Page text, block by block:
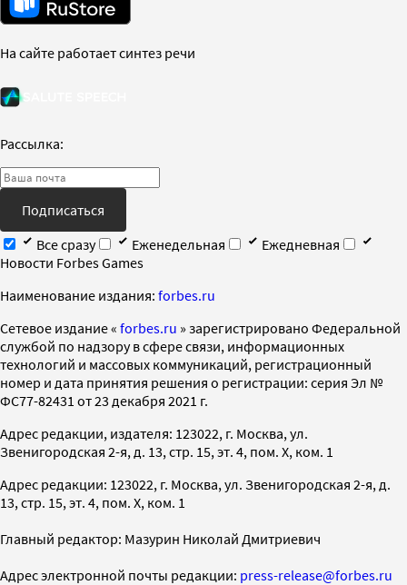
На сайте работает синтез речи
Рассылка:
Подписаться
Все сразу
Еженедельная
Ежедневная
Новости Forbes Games
Наименование издания: forbes.ru
Cетевое издание « forbes.ru » зарегистрировано Федеральной
службой по надзору в сфере связи, информационных
технологий и массовых коммуникаций, регистрационный
номер и дата принятия решения о регистрации: серия Эл №
ФС77-82431 от 23 декабря 2021 г.
Адрес редакции, издателя: 123022, г. Москва, ул.
Звенигородская 2-я, д. 13, стр. 15, эт. 4, пом. X, ком. 1
Адрес редакции: 123022, г. Москва, ул. Звенигородская 2-я, д.
13, стр. 15, эт. 4, пом. X, ком. 1
Главный редактор: Мазурин Николай Дмитриевич
Адрес электронной почты редакции: press-release@forbes.ru